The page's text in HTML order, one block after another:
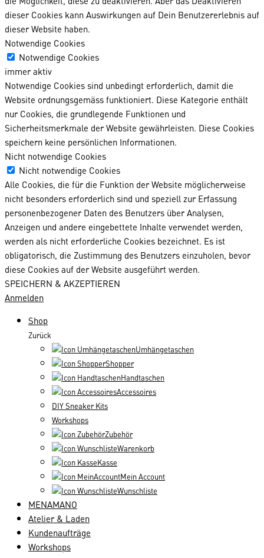
dieser Cookies kann Auswirkungen auf Dein Benutzererlebnis auf
dieser Website haben.
Notwendige Cookies
Notwendige Cookies
immer aktiv
Notwendige Cookies sind unbedingt erforderlich, damit die
Website ordnungsgemäss funktioniert. Diese Kategorie enthält
nur Cookies, die grundlegende Funktionen und
Sicherheitsmerkmale der Website gewährleisten. Diese Cookies
speichern keine persönlichen Informationen.
Nicht notwendige Cookies
Nicht notwendige Cookies
Alle Cookies, die für die Funktion der Website möglicherweise
nicht besonders erforderlich sind und speziell zur Erfassung
personenbezogener Daten des Benutzers über Analysen,
Anzeigen und andere eingebettete Inhalte verwendet werden,
werden als nicht erforderliche Cookies bezeichnet. Es ist
obligatorisch, die Zustimmung des Benutzers einzuholen, bevor
diese Cookies auf der Website ausgeführt werden.
SPEICHERN & AKZEPTIEREN
Anmelden
Shop
Zurück
Umhängetaschen
Shopper
Handtaschen
Accessoires
DIY Sneaker Kits
Workshops
Zubehör
Warenkorb
Kasse
Mein Account
Wunschliste
MENAMANO
Atelier & Laden
Kundenaufträge
Workshops